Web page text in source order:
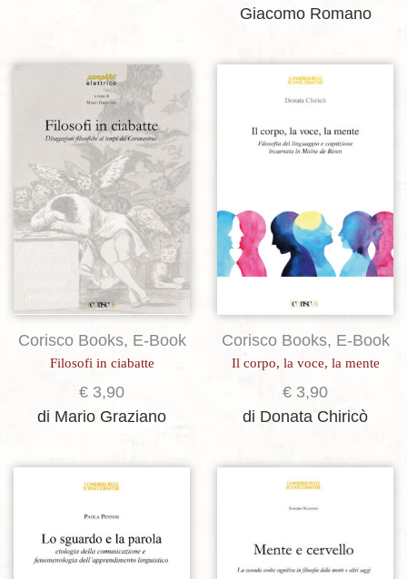
Giacomo Romano
Aggiungi alla lista dei desideri
Corisco Books, E-Book
Filosofi in ciabatte
€ 3,90
di Mario Graziano
Aggiungi alla lista dei desideri
Corisco Books, E-Book
Il corpo, la voce, la mente
€ 3,90
di Donata Chiricò
Aggiungi alla lista dei desideri